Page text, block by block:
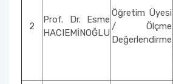
2
Prof. Dr. Esme
HACIEMİNOĞLU
Öğretim Üyesi
/ Ölçme
Değerlendirme